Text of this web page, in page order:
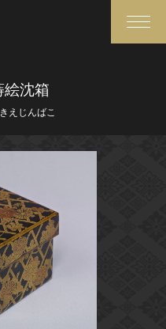
検索
体資料・関連記事等
物館、美術館の皆さまへ
文化庁よりご挨拶
月のみどころ
絵沈箱
えじんばこ